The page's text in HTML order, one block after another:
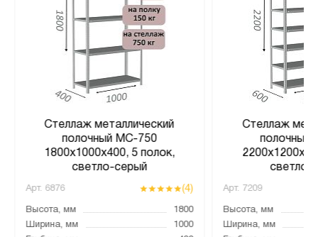
Стеллаж металлический
полочный МС-750
1800х1000х400, 5 полок,
светло-серый
Арт. 6876 (4)
Высота, мм
1800
Ширина, мм
1000
Стеллаж
полочный
светло-
Арт. 7209
Высота, мм
Ширина, мм